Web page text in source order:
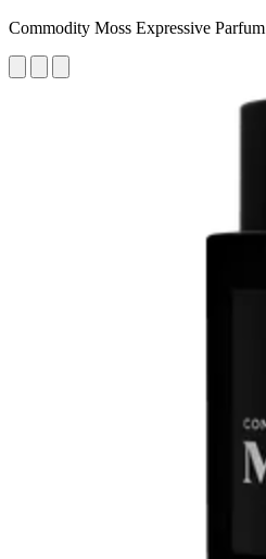
Commodity Moss Expressive Parfum